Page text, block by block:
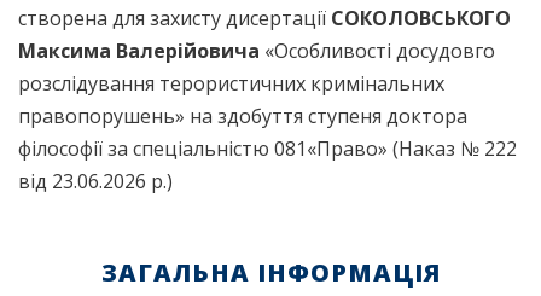
створена для захисту дисертації СОКОЛОВСЬКОГО
Максима Валерійовича «Особливості досудовго
розслідування терористичних кримінальних
правопорушень» на здобуття ступеня доктора
філософії за спеціальністю 081«Право» (Наказ № 222
від 23.06.2026 р.)
ЗАГАЛЬНА ІНФОРМАЦІЯ